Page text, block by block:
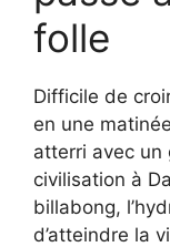
folle
Difficile de
en une
atterri avec un
civilisation à
billabong,
d’atteindre la